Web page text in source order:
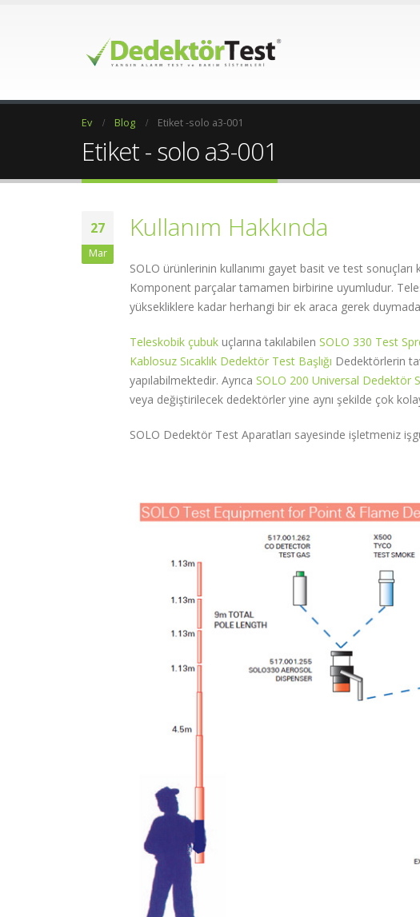
Ev Blog Etiket -solo a3-001
Etiket - solo a3-001
27
Mar
Kullanım Hakkında
SOLO ürünlerinin kullanımı gayet basit ve test sonuçları
Komponent parçalar tamamen birbirine uyumludur.
yüksekliklere kadar herhangi bir ek araca gerek
Teleskobik çubuk uçlarına takılabilen SOLO 330 Test
Kablosuz Sıcaklık Dedektör Test Başlığı Dedektörlerin
yapılabilmektedir. Ayrıca SOLO 200 Universal Dedektör
veya değiştirilecek dedektörler yine aynı şekilde çok
SOLO Dedektör Test Aparatları sayesinde işletmeniz